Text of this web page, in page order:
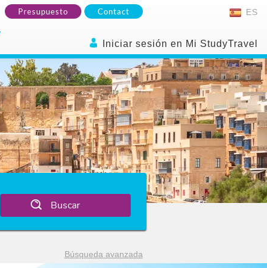
Presupuesto Contact ES
Iniciar sesión en Mi StudyTravel
Buscar
Búsqueda avanzada